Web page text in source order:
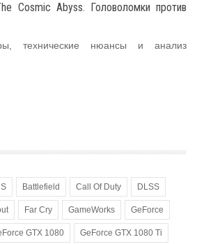
Cosmic Abyss. Головоломки против
технические нюансы и анализ
Battlefield Call Of Duty DLSS
Far Cry GameWorks GeForce
GTX 1080 GeForce GTX 1080 Ti